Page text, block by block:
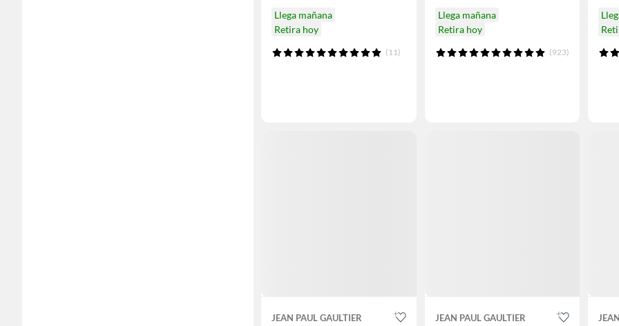
Llega mañana
Retira hoy
(11)
Llega mañana
Retira hoy
(923)
JEAN PAUL GAULTIER JEAN PAUL GAULTIER